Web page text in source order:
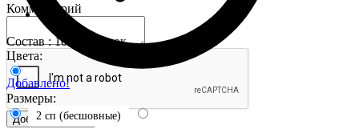
Добавлено!
Состав : 100% хлопок
Цвета:
Размеры:
2 сп (бесшовные)
Комментарий
Добавить отзыв